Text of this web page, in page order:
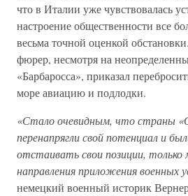
что в Италии уже чувствовалась
настроение общественности все
весьма точной оценкой
фюрер, несмотря на
«Барбаросса», приказал
море авиацию и подлодки.
«Стало очевидным, что страны
перенапрягли свой потенциал и
отстаивать свои позиции, только
направления приложения военных
немецкий военный историк